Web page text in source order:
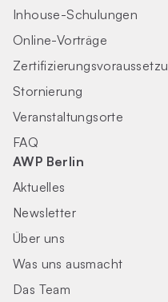
Inhouse-Schulungen
Online-Vorträge
Stornierung
Veranstaltungsorte
FAQ
AWP Berlin
Aktuelles
Newsletter
Über uns
Was uns ausmacht
Das Team